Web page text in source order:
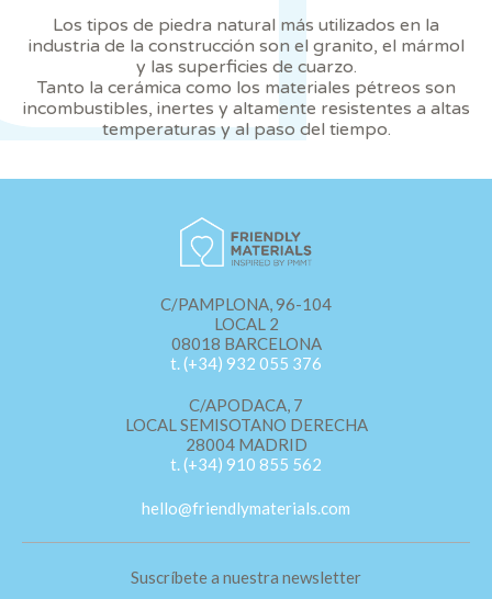
Los tipos de piedra natural más utilizados en la
industria de la construcción son el granito, el mármol
y las superficies de cuarzo.
Tanto la cerámica como los materiales pétreos son
incombustibles, inertes y altamente resistentes a altas
temperaturas y al paso del tiempo.
C/PAMPLONA, 96-104
LOCAL 2
08018 BARCELONA
t. (+34) 932 055 376
C/APODACA, 7
LOCAL SEMISOTANO DERECHA
28004 MADRID
t. (+34) 910 855 562
hello@friendlymaterials.com
Suscríbete a nuestra newsletter
elaboración de perfiles de navegación de los usuarios con
el fin de introducir mejoras en función del análisis de los
datos de uso que hacen los usuarios del servicio. Permiten
guardar la información de preferencia del usuario para
mejorar la calidad de nuestros servicios y para ofrecer una
mejor experiencia a través de productos recomendados.
sobre las preferencias y elecciones personales del usuario
a través de la observación continuada de sus hábitos de
navegación. Gracias a ellas, podemos conocer los hábitos
relacionada con el perfil de navegación del usuario.